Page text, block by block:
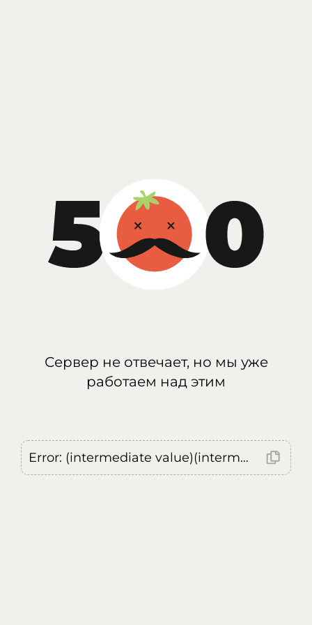
Сервер не отвечает, но мы уже
работаем над этим
Error: (intermediate value)(intermediate value)(intermediate value).replaceAll is not a function